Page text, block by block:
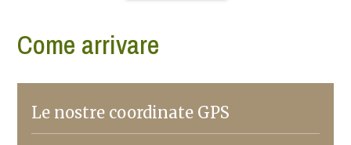
Come arrivare
Le nostre coordinate GPS